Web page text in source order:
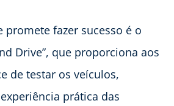
promete fazer sucesso é o
Drive”, que proporciona aos
de testar os veículos,
prática das